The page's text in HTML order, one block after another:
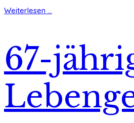
Weiterlesen ...
67-